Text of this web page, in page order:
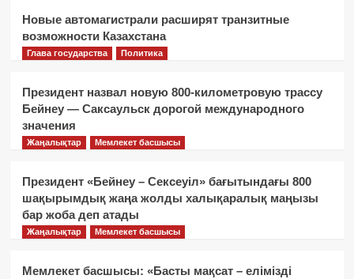
Новые автомагистрали расширят транзитные
возможности Казахстана
Глава государства Политика
Президент назвал новую 800-километровую трассу
Бейнеу — Саксаульск дорогой международного
значения
Жаңалықтар Мемлекет басшысы
Президент «Бейнеу – Сексеуіл» бағытындағы 800
шақырымдық жаңа жолды халықаралық маңызы
бар жоба деп атады
Жаңалықтар Мемлекет басшысы
Мемлекет басшысы: «Басты мақсат – елімізді